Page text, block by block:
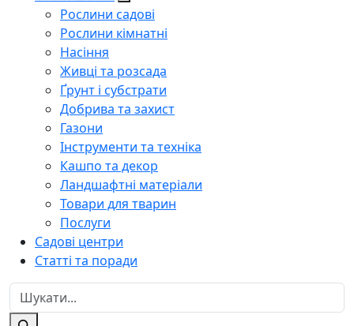
Рослини садові
Рослини кімнатні
Насіння
Живці та розсада
Ґрунт і субстрати
Добрива та захист
Газони
Інструменти та техніка
Кашпо та декор
Ландшафтні матеріали
Товари для тварин
Послуги
Садові центри
Статті та поради